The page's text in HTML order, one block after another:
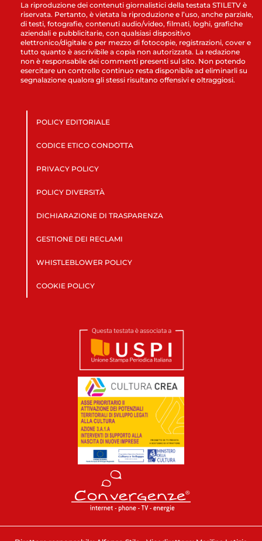
La riproduzione dei contenuti giornalistici della testata STILETV è
riservata. Pertanto, è vietata la riproduzione e l’uso, anche parziale,
di testi, fotografie, contenuti audio/video, filmati, loghi, grafiche
aziendali e pubblicitarie, con qualsiasi dispositivo
elettronico/digitale o per mezzo di fotocopie, registrazioni, cover e
tutto quanto è ascrivibile a copia non autorizzata. La redazione
non è responsabile dei commenti presenti sul sito. Non potendo
esercitare un controllo continuo resta disponibile ad eliminarli su
segnalazione qualora gli stessi risultano offensivi e oltraggiosi.
POLICY EDITORIALE
CODICE ETICO CONDOTTA
PRIVACY POLICY
POLICY DIVERSITÀ
DICHIARAZIONE DI TRASPARENZA
GESTIONE DEI RECLAMI
WHISTLEBLOWER POLICY
COOKIE POLICY